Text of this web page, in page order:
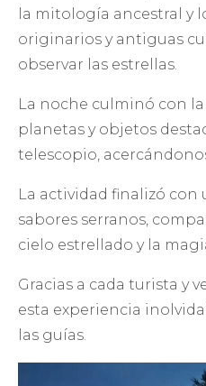
la mitología ancestral y
originarios y antiguas
observar las estrellas.
La noche culminó con
planetas y objetos
telescopio,
La actividad finalizó
sabores serranos,
cielo estrellado y la
Gracias a cada turista y
esta experiencia
las guías.